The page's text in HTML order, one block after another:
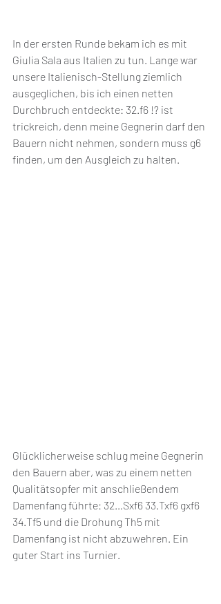
In der ersten Runde bekam ich es mit
Giulia Sala aus Italien zu tun. Lange war
unsere Italienisch-Stellung ziemlich
ausgeglichen, bis ich einen netten
Durchbruch entdeckte: 32.f6 !? ist
trickreich, denn meine Gegnerin darf den
Bauern nicht nehmen, sondern muss g6
finden, um den Ausgleich zu halten.
Glücklicherweise schlug meine Gegnerin
den Bauern aber, was zu einem netten
Qualitätsopfer mit anschließendem
Damenfang führte: 32…Sxf6 33.Txf6 gxf6
34.Tf5 und die Drohung Th5 mit
Damenfang ist nicht abzuwehren. Ein
guter Start ins Turnier.